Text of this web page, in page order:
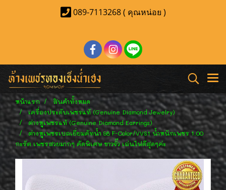
089-7113268 ( คุณหน่อย )
หน้าแรก
สินค้าทั้งหมด
เครื่องประดับเพชรแท้ (Genuine Diamond Jewelry)
ต่างหูเพชรแท้ (Genuine Diamond Earrings)
ต่างหูเพชรเบลเยี่ยมคัทน้ำ 98 F-Color/VVS1 น้ำหนักเพชร 1.00
กะรัต เพชรสวยมากๆ คัดพิเศษ ขาวจั๊ว เล่นไฟดีสุดๆค่ะ